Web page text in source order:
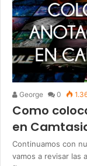
George 0
Como
en
Continuamos con
vamos a revisar las